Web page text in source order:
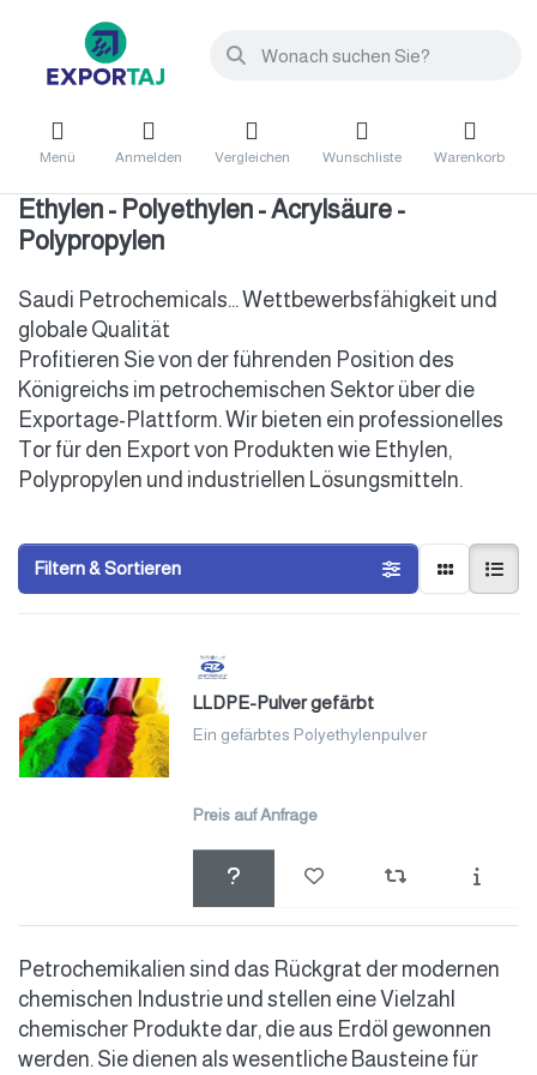
Menü Anmelden Vergleichen Wunschliste Warenkorb
Ethylen - Polyethylen - Acrylsäure -
Polypropylen
Saudi Petrochemicals... Wettbewerbsfähigkeit und
globale Qualität
Profitieren Sie von der führenden Position des
Königreichs im petrochemischen Sektor über die
Exportage-Plattform. Wir bieten ein professionelles
Tor für den Export von Produkten wie Ethylen,
Polypropylen und industriellen Lösungsmitteln.
Filtern & Sortieren
LLDPE-Pulver gefärbt
Ein gefärbtes Polyethylenpulver
Preis auf Anfrage
Petrochemikalien sind das Rückgrat der modernen
chemischen Industrie und stellen eine Vielzahl
chemischer Produkte dar, die aus Erdöl gewonnen
werden. Sie dienen als wesentliche Bausteine für